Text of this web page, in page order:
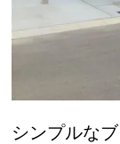
シンプルな